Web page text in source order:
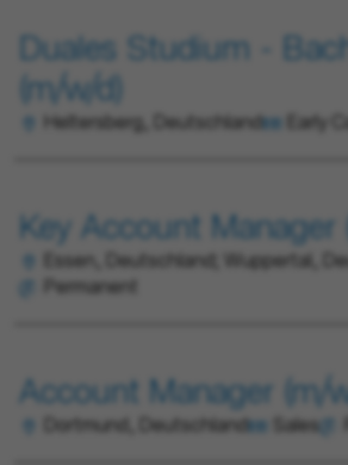
Duales Studium -
(m/w/d)
Heltersberg, Deutschland Early
Key Account
Essen, Deutschland; Wuppertal,
Permanent
Account Manager (m/
Dortmund, Deutschland Sales